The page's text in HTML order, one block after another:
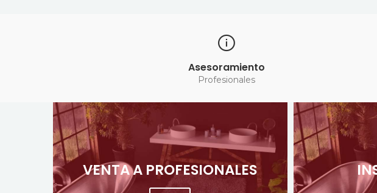
Asesoramiento
Profesionales
VENTA A PROFESIONALES